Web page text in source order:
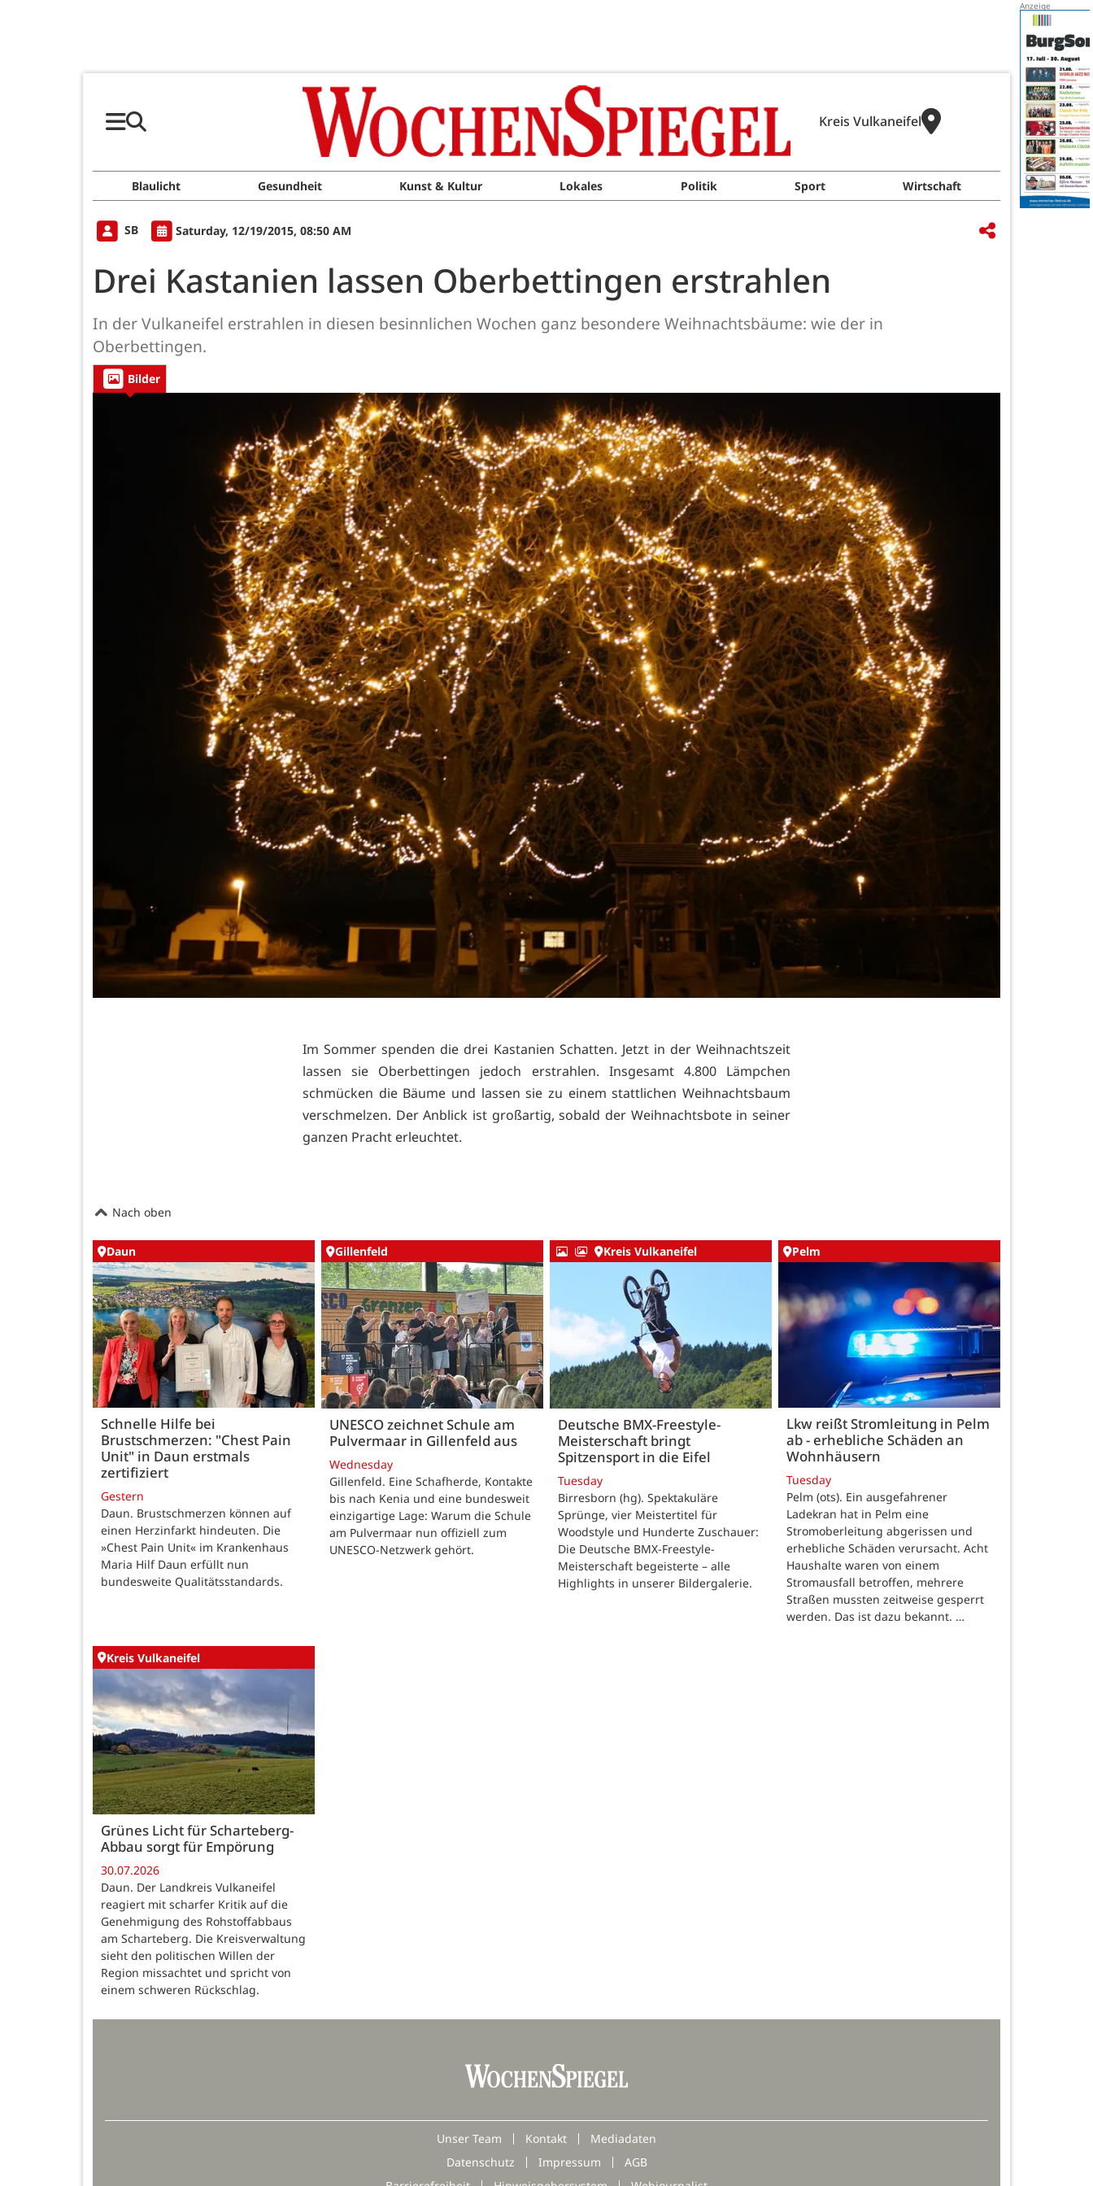
Kreis Vulkaneifel
Blaulicht Gesundheit Kunst & Kultur Lokales Politik Sport Wirtschaft
SB Saturday, 12/19/2015, 08:50 AM
Drei Kastanien lassen Oberbettingen erstrahlen
In der Vulkaneifel erstrahlen in diesen besinnlichen Wochen ganz besondere Weihnachtsbäume: wie der in
Oberbettingen.
Bilder
Im Sommer spenden die drei Kastanien Schatten. Jetzt in der Weihnachtszeit
lassen sie Oberbettingen jedoch erstrahlen. Insgesamt 4.800 Lämpchen
schmücken die Bäume und lassen sie zu einem stattlichen Weihnachtsbaum
verschmelzen. Der Anblick ist großartig, sobald der Weihnachtsbote in seiner
ganzen Pracht erleuchtet.
Nach oben
Daun
Schnelle Hilfe bei
Brustschmerzen: "Chest Pain
Unit" in Daun erstmals
zertifiziert
Gestern
Daun. Brustschmerzen können auf
einen Herzinfarkt hindeuten. Die
»Chest Pain Unit« im Krankenhaus
Maria Hilf Daun erfüllt nun
bundesweite Qualitätsstandards.
Gillenfeld
UNESCO zeichnet Schule am
Pulvermaar in Gillenfeld aus
Wednesday
Gillenfeld. Eine Schafherde, Kontakte
bis nach Kenia und eine bundesweit
einzigartige Lage: Warum die Schule
am Pulvermaar nun offiziell zum
UNESCO-Netzwerk gehört.
Kreis Vulkaneifel
Deutsche BMX-Freestyle-
Meisterschaft bringt
Spitzensport in die Eifel
Tuesday
Birresborn (hg). Spektakuläre
Sprünge, vier Meistertitel für
Woodstyle und Hunderte Zuschauer:
Die Deutsche BMX-Freestyle-
Meisterschaft begeisterte – alle
Highlights in unserer Bildergalerie.
Pelm
Lkw reißt Stromleitung in Pelm
ab - erhebliche Schäden an
Wohnhäusern
Tuesday
Pelm (ots). Ein ausgefahrener
Ladekran hat in Pelm eine
Stromoberleitung abgerissen und
erhebliche Schäden verursacht. Acht
Haushalte waren von einem
Stromausfall betroffen, mehrere
Straßen mussten zeitweise gesperrt
werden. Das ist dazu bekannt. …
Kreis Vulkaneifel
Grünes Licht für Scharteberg-
Abbau sorgt für Empörung
30.07.2026
Daun. Der Landkreis Vulkaneifel
reagiert mit scharfer Kritik auf die
Genehmigung des Rohstoffabbaus
am Scharteberg. Die Kreisverwaltung
sieht den politischen Willen der
Region missachtet und spricht von
einem schweren Rückschlag.
Unser Team Kontakt
Mediadaten
Datenschutz
Impressum
AGB